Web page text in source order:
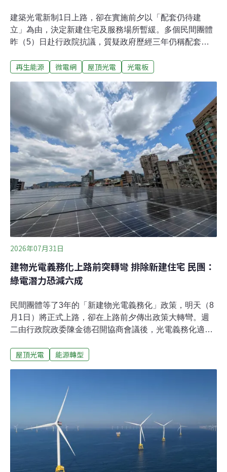
建築光電新制1日上路，卻在實施前夕以「配套仍待建
立」為由，決定新建住宅及服務場所暫緩。多個民間團體
昨（5）日赴行政院抗議，質疑政府歷經三年仍稱配套不
慮。團體要求行政院公開決策過程，並在今（2026）年底
足 民團：三年準備還不夠？把光電設在建物上，可減少額
外開發農地或生態敏感區。台灣建築光電新制8月1日正式
實施，卻在上路前夕暫緩新建住宅及服務場所的光電設置
義務。行政院公報3日刊登《建築物設置太陽光電發電設
備標準》修正，住宅類及服務場所兩類建築的施行日期，
將由中央另定。修正中說明，這兩類建築涉及區分所有權
及共用部分管理，光電設備的維護管理、設備更新及營運
模式等「配套仍待建立」，並需累積地方主管機關執行經
驗。
再生能源 微電網 屋頂光電 光電板
2026年07月31日
建物光電義務化上路前突轉彎 排除新建住宅 民團：
綠電潛力恐減六成
民間團體等了3年的「新建物光電義務化」政策，明天（8
月1日）將正式上路，卻在上路前夕傳出政策大轉彎。週
二由行政院政委陳金德召開協商會議後，光電義務化適用
於下週一（8月3日）公布，新規定最快可能在1個多月後
減少約2.81億度發電量。建物光電義務化政策大轉彎 擬排
除一般住宅《建築物設置太陽光電發電設備標準》原訂明
天（8月1日）生效，卻在最後關頭出現轉折。綜合多家媒
體報導，受到建商代表陸續向政府陳情，行政院政務委員
陳金德日前召集經濟部、內政部及各縣市建管代表召開協
商會議，最終決定暫緩H類（住宅類）及G3類（診所、藥
局、日常服務店面）新建案實施光電設置義務，僅維持商
屋頂光電 能源轉型